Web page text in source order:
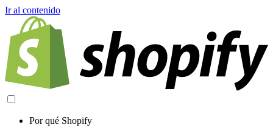
Ir al contenido
Por qué Shopify